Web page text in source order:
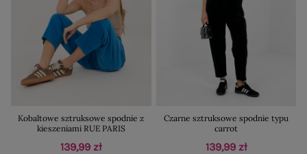
Kobaltowe sztruksowe spodnie z
kieszeniami RUE PARIS
139,99 zł
Czarne sztruksowe spodnie typu
carrot
139,99 zł